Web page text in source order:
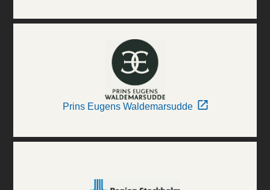
Prins Eugens Waldemarsudde